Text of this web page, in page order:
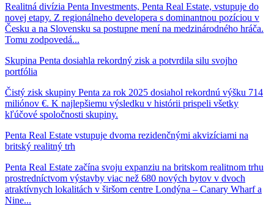
Realitná divízia Penta Investments, Penta Real Estate, vstupuje do
novej etapy. Z regionálneho developera s dominantnou pozíciou v
Česku a na Slovensku sa postupne mení na medzinárodného hráča.
Tomu zodpovedá...
Skupina Penta dosiahla rekordný zisk a potvrdila silu svojho
portfólia
Čistý zisk skupiny Penta za rok 2025 dosiahol rekordnú výšku 714
miliónov €. K najlepšiemu výsledku v histórii prispeli všetky
kľúčové spoločnosti skupiny.
Penta Real Estate vstupuje dvoma rezidenčnými akvizíciami na
britský realitný trh
Penta Real Estate začína svoju expanziu na britskom realitnom trhu
prostredníctvom výstavby viac než 680 nových bytov v dvoch
atraktívnych lokalitách v širšom centre Londýna – Canary Wharf a
Nine...